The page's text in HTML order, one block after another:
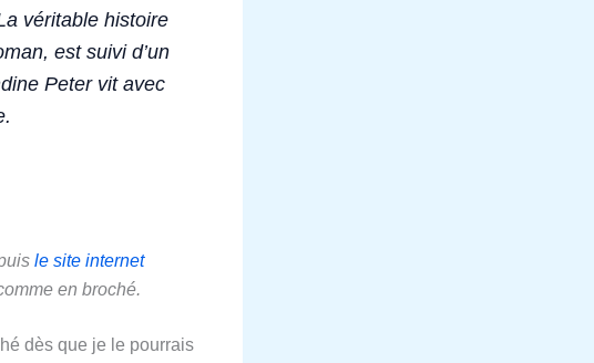
véritable histoire
est suivi d’un
Peter vit avec
le site internet
en broché.
dès que je le pourrais